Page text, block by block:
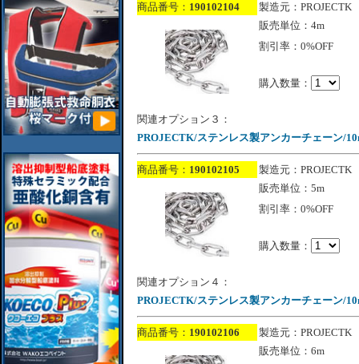
商品番号： 190102104
製造元：PROJECTK
販売単位：4m
割引率：0%OFF
購入数量：
関連オプション３：
PROJECTK/ステンレス製アンカーチェーン/
商品番号： 190102105
製造元：PROJECTK
販売単位：5m
割引率：0%OFF
購入数量：
関連オプション４：
PROJECTK/ステンレス製アンカーチェーン/
商品番号： 190102106
製造元：PROJECTK
販売単位：6m